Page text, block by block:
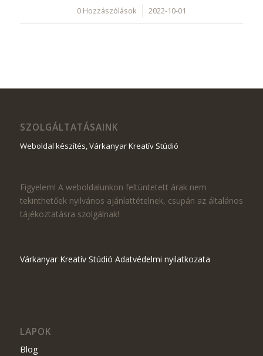
0 Hozzászólások
/ 2022-10-01
SZOLGÁLTATÁSAINK
Weboldal készítés, Várkanyar Kreatív Stúdió
Figyelem! A weboldalunkon feltüntetett árak nem
tekinthetőek nyilvános ajánlattételnek, csupán az általános
tájékoztatásra szolgálnak!
Várkanyar Kreatív Stúdió Adatvédelmi nyilatkozata
LAPOK
Blog